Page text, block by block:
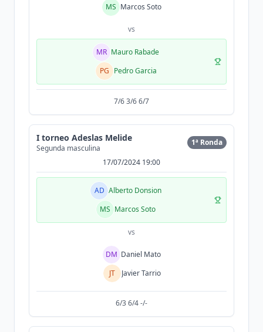
MS Marcos Soto
vs
MR Mauro Rabade
PG Pedro Garcia
7/6 3/6 6/7
I torneo Adeslas Melide
Segunda masculina
1ª Ronda
17/07/2024 19:00
AD Alberto Donsion
MS Marcos Soto
vs
DM Daniel Mato
JT
Javier Tarrio
6/3 6/4 -/-